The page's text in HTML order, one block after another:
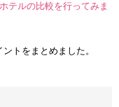
テルの比較を行ってみま
トをまとめました。